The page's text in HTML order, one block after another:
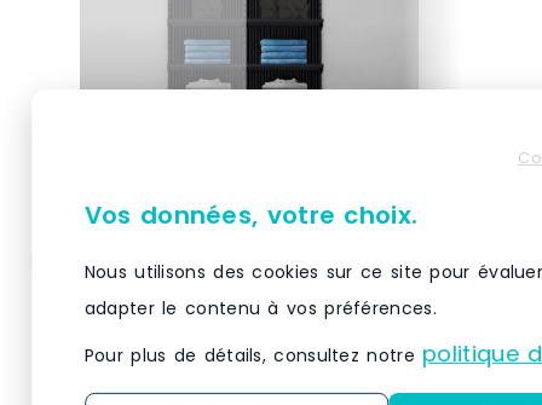
Élément suivant Vertigo
noir/noir 5 tablettes
À associer à un élément de
départ Vertigo coordonné : une
Élément
À
départ
Vos données, votre choix.
Nous utilisons des cookies sur ce site pour
adapter le contenu à vos préférences.
Pour plus de détails, consultez notre politique